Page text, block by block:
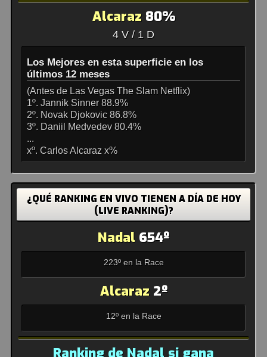
Alcaraz 80%
4 V / 1 D
Los Mejores en esta superficie en los
últimos 12 meses
(Antes de Las Vegas The Slam Netflix)
1º. Jannik Sinner 88.9%
2º. Novak Djokovic 86.8%
3º. Daniil Medvedev 80.4%
...
xº. Carlos Alcaraz x%
¿QUÉ RANKING EN VIVO TIENEN A DÍA DE HOY
(LIVE RANKING)?
Nadal 654º
223º en la Race
Alcaraz 2º
12º en la Race
Ranking de Nadal si gana